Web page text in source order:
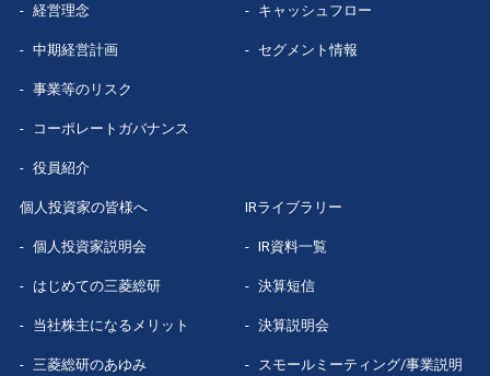
経営理念
中期経営計画
事業等のリスク
コーポレートガバナンス
役員紹介
キャッシュフロー
セグメント情報
個人投資家の皆様へ
個人投資家説明会
はじめての三菱総研
当社株主になる メリット
三菱総研のあゆみ
IRライブラリー
IR資料一覧
決算短信
決算説明会
スモールミーティング/事業説明